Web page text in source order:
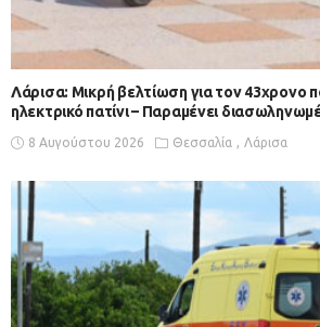
Λάρισα: Μικρή βελτίωση για τον 43χρονο
ηλεκτρικό πατίνι – Παραμένει
8 Αυγούστου 2026 Θεσσαλία Λάρισα